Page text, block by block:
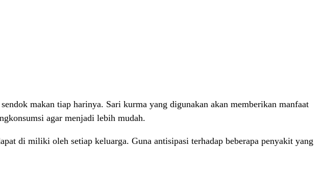
makan tiap harinya. Sari kurma yang digunakan akan memberikan manfaat
agar menjadi lebih mudah.
di miliki oleh setiap keluarga. Guna antisipasi terhadap beberapa penyakit yang